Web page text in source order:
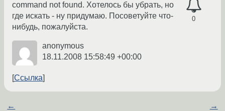
0
command not found. Хотелось бы убрать, но
где искать - ну придумаю. Посоветуйте что-
нибудь, пожалуйста.
anonymous
18.11.2008 15:58:49 +00:00
Ссылка
← →